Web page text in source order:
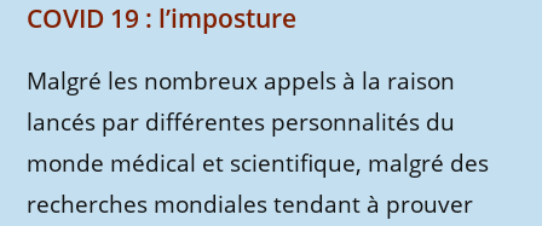
COVID 19 : l’imposture
Malgré les nombreux appels à la raison
lancés par différentes personnalités du
monde médical et scientifique, malgré des
recherches mondiales tendant à prouver